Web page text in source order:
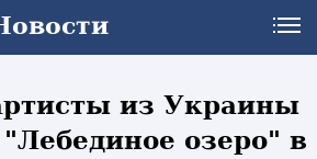
из Украины
озеро" в